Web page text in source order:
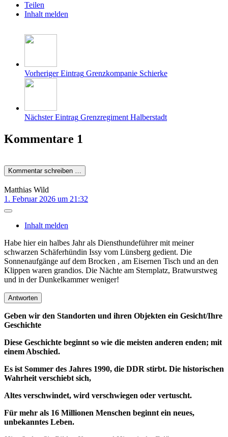
Teilen
Inhalt melden
Vorheriger Eintrag Grenzkompanie Schierke
Nächster Eintrag Grenzregiment Halberstadt
Kommentare 1
Kommentar schreiben …
Matthias Wild
1. Februar 2026 um 21:32
Inhalt melden
Habe hier ein halbes Jahr als Diensthundeführer mit meiner
schwarzen Schäferhündin Issy vom Lünsberg gedient. Die
Sonnenaufgänge auf dem Brocken , am Eisernen Tisch und an den
Klippen waren grandios. Die Nächte am Sternplatz, Bratwurstweg
und in der Dunkelkammer weniger!
Antworten
Geben wir den Standorten und ihren Objekten ein Gesicht/Ihre
Geschichte
Diese Geschichte beginnt so wie die meisten anderen enden; mit
einem Abschied.
Es ist Sommer des Jahres 1990, die DDR stirbt. Die historischen
Wahrheit verschiebt sich,
Altes verschwindet, wird verschwiegen oder vertuscht.
Für mehr als 16 Millionen Menschen beginnt ein neues,
unbekanntes Leben.